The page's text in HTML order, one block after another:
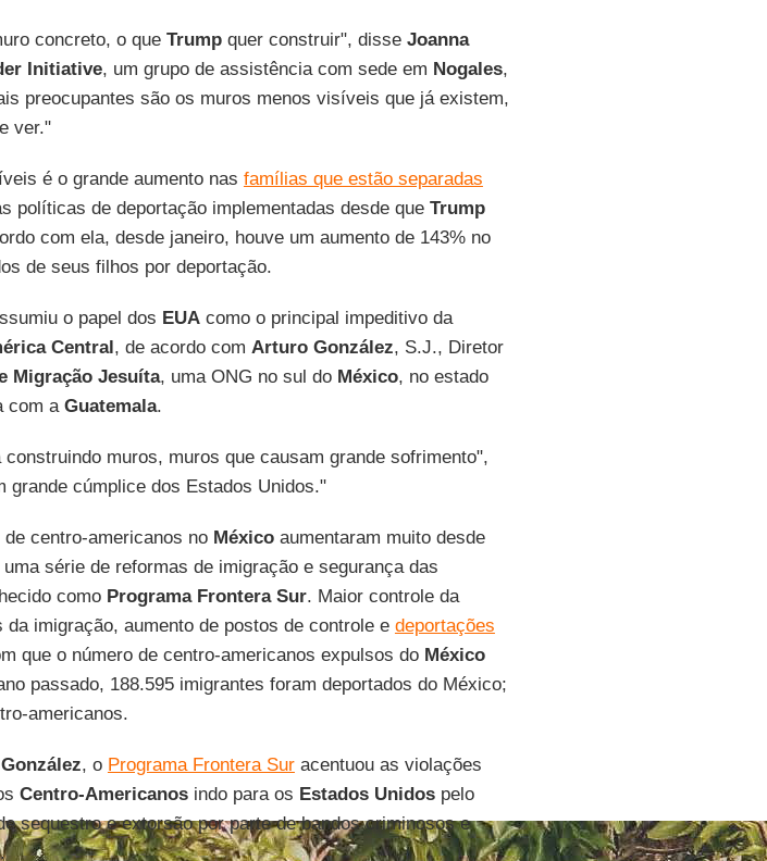
concreto, o que Trumpquer construir", disse Joanna
Initiative, um grupo de assistência com sede em Nogales,
preocupantes são os muros menos visíveis que já existem,
ver."
é o grande aumento nas famílias que estão separadas
políticas de deportação implementadas desde que Trump
com ela, desde janeiro, houve um aumento de 143% no
de seus filhos por deportação.
o papel dos EUAcomo o principal impeditivo da
Central, de acordo com Arturo González, S.J., Diretor
Migração Jesuíta, uma ONG no sul do México, no estado
com a Guatemala.
muros, muros que causam grande sofrimento",
grande cúmplice dos Estados Unidos."
centro-americanos no Méxicoaumentaram muito desde
série de reformas de imigração e segurança das
como Programa Frontera Sur. Maior controle da
imigração, aumento de postos de controle e deportações
que o número de centro-americanos expulsos do México
passado, 188.595 imigrantes foram deportados do México;
americanos.
González, o Programa Frontera Suracentuou as violações
Centro-Americanosindo para os Estados Unidospelo
sequestro e extorsão por parte de bandos criminosos e